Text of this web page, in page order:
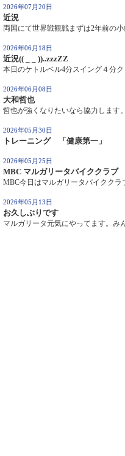
2026年07月20日
近況
両国にて世界戦観戦まずは2年前の
2026年06月18日
近況(( _ _ ))..zzzZZ
本日のケトルベル4分スイング４分
2026年06月08日
大和哲也
哲也が強くなりたいなら協力します
2026年05月30日
トレーニング 「健康第一」
2026年05月25日
MBC マルガリータバイククラブ
MBC今日はマルガリータバイクク
2026年05月13日
お久しぶりです
マルガリータ元気にやってます。み